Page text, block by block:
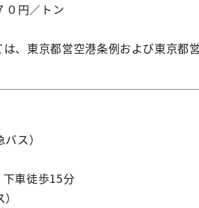
円／トン
東京都営空港条例および東京都
ス）
車徒歩15分